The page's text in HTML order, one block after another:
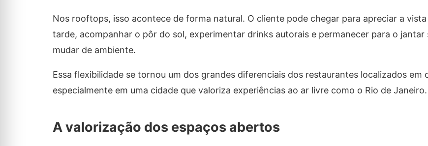
Nos rooftops, isso acontece de forma natural. O cliente pode chegar para apreciar a
tarde, acompanhar o pôr do sol, experimentar drinks autorais e permanecer para o jantar
mudar de ambiente.
Essa flexibilidade se tornou um dos grandes diferenciais dos restaurantes localizados em
especialmente em uma cidade que valoriza experiências ao ar livre como o Rio de Janeiro.
A valorização dos espaços abertos